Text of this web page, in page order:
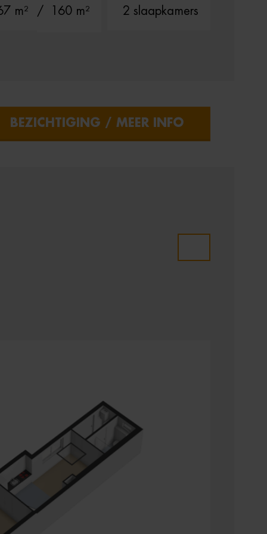
m² / 160 m² 2 slaapkamers
BEZICHTIGING / MEER INFO